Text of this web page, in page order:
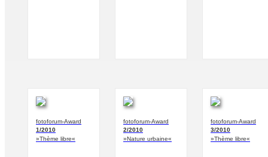
fotoforum-Award
1/2010
»Thème libre«
fotoforum-Award
2/2010
»Nature urbaine«
fotoforum-Award
3/2010
»Thème libre«